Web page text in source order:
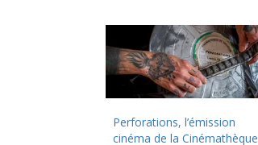
Perforations, l’émission
cinéma de la Cinémathèque